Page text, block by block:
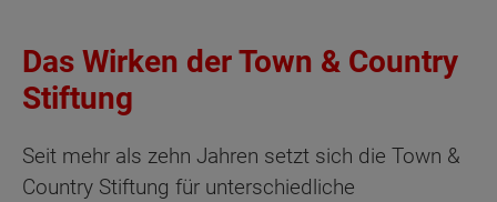
Das Wirken der Town & Country
Stiftung
Seit mehr als zehn Jahren setzt sich die Town &
Country Stiftung für unterschiedliche